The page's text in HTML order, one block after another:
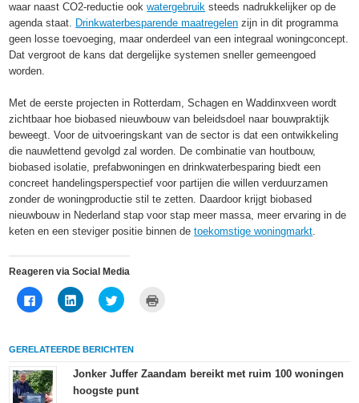
waar naast CO2-reductie ookwatergebruik steeds nadrukkelijker op de
agenda staat. Drinkwaterbesparende maatregelen zijn in dit programma
geen losse toevoeging, maar onderdeel van een integraal woningconcept.
Dat vergroot de kans dat dergelijke systemen sneller gemeengoed
worden.
Met de eerste projecten in Rotterdam, Schagen en Waddinxveen wordt
zichtbaar hoe biobased nieuwbouw van beleidsdoel naar bouwpraktijk
beweegt. Voor de uitvoeringskant van de sector is dat een ontwikkeling
die nauwlettend gevolgd zal worden. De combinatie van houtbouw,
biobased isolatie, prefabwoningen en drinkwaterbesparing biedt een
concreet handelingsperspectief voor partijen die willen verduurzamen
zonder de woningproductie stil te zetten. Daardoor krijgt biobased
nieuwbouw in Nederland stap voor stap meer massa, meer ervaring in de
keten en een steviger positie binnen detoekomstige woningmarkt.
Reageren via Social Media
Klik
om
Facebook
(Wordt
een
nieuw
venster
Klik
om
delen
(Wordt
een
venster
Klik
om
Twitter
(Wordt
een
venster
nieuw
GERELATEERDE BERICHTEN
Jonker Juffer Zaandam bereikt met ruim 100 woningen
hoogste punt